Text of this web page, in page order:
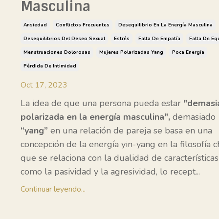
Masculina
Ansiedad Conflictos Frecuentes
Desequilibrio En La Energía Masculina
Desequilibrios Del Deseo Sexual
Estrés Falta De Empatía
Falta De
Menstruaciones Dolorosas
Mujeres Polarizadas Yang
Poca Energía
Pérdida De Intimidad
Oct 17, 2023
La idea de que una persona pueda estar
polarizada en la energía masculina", demasiado
“yang” en una relación de pareja se basa en una
concepción de la energía yin-yang en la filosofía
que se relaciona con la dualidad de características
como la pasividad y la agresividad, lo recept...
Continuar leyendo...